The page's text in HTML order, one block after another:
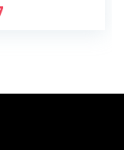
S USB